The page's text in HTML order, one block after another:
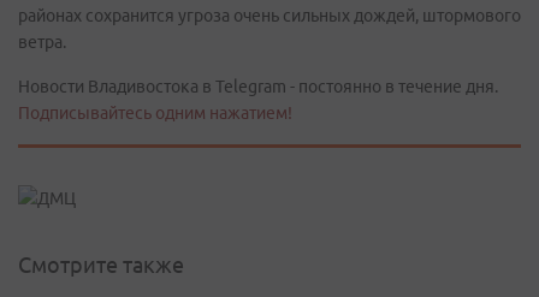
районах сохранится угроза очень сильных дождей, штормового
ветра.
Новости Владивостока в Telegram - постоянно в течение дня.
Подписывайтесь одним нажатием!
Смотрите также